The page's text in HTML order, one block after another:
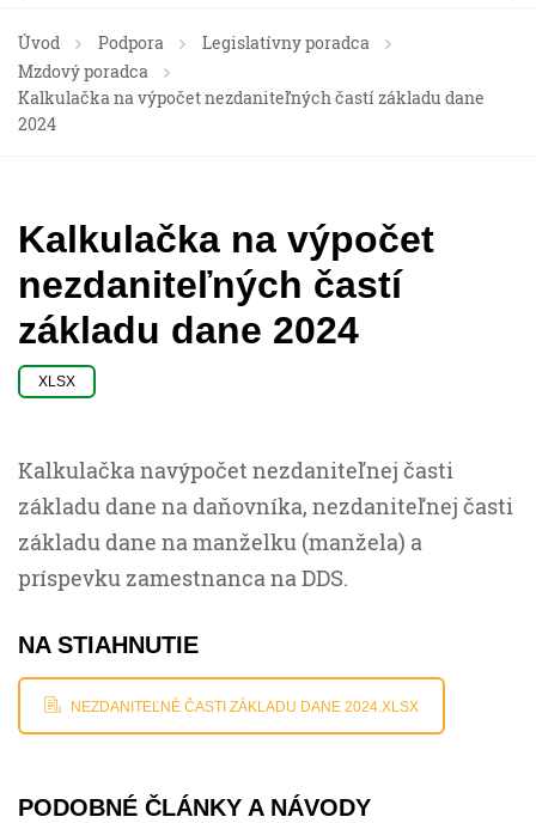
Úvod Podpora
Legislatívny poradca
Mzdový poradca
Kalkulačka na výpočet nezdaniteľných častí základu dane
2024
Kalkulačka na výpočet
nezdaniteľných častí
základu dane 2024
XLSX
Kalkulačka navýpočet nezdaniteľnej časti
základu dane na daňovníka, nezdaniteľnej časti
základu dane na manželku (manžela) a
príspevku zamestnanca na DDS.
NA STIAHNUTIE
NEZDANITEĽNÉ ČASTI ZÁKLADU DANE 2024.XLSX
PODOBNÉ ČLÁNKY A NÁVODY